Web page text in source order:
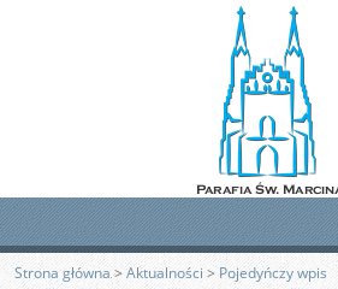
Strona główna> Aktualności > Pojedyńczy wpis